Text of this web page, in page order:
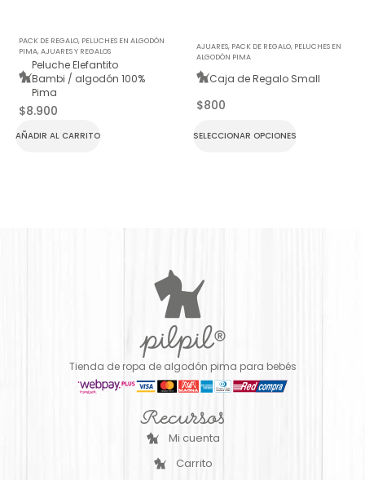
PACK DE REGALO, PELUCHES EN ALGODÓN
PIMA,AJUARES Y REGALOS
Peluche Elefantito
Bambi / algodón 100%
Pima
$8.900
AÑADIR AL CARRITO
AJUARES, PACK DE REGALO, PELUCHES EN
ALGODÓN PIMA
Caja de Regalo Small
$800
SELECCIONAR OPCIONES
Tienda de ropa de algodón pima para bebés
Recursos
Mi cuenta
Carrito